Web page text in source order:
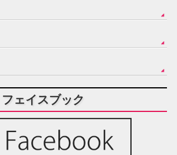
フェイスブック